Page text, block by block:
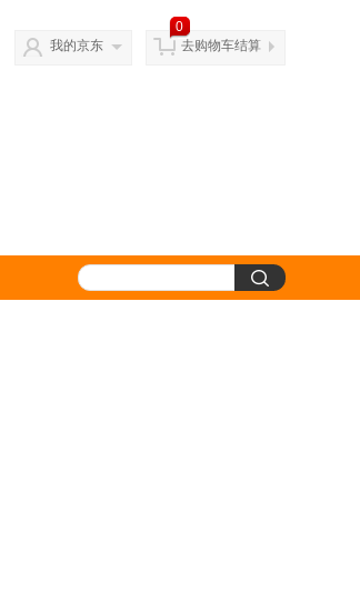
我的京东
0
去购物车结算